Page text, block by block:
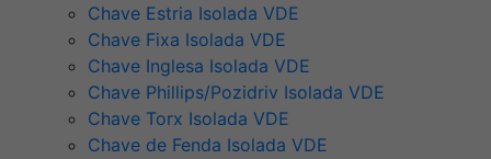
Chave Estria Isolada VDE
Chave Fixa Isolada VDE
Chave Inglesa Isolada VDE
Chave Phillips/Pozidriv Isolada VDE
Chave Torx Isolada VDE
Chave de Fenda Isolada VDE